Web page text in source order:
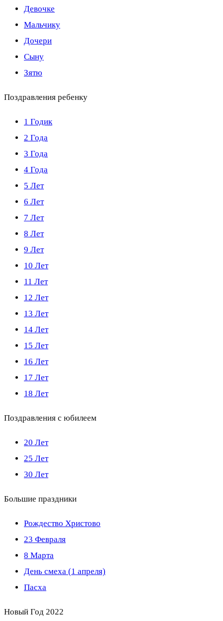
Девочке
Мальчику
Дочери
Сыну
Зятю
Поздравления ребенку
1 Годик
2 Года
3 Года
4 Года
5 Лет
6 Лет
7 Лет
8 Лет
9 Лет
10 Лет
11 Лет
12 Лет
13 Лет
14 Лет
15 Лет
16 Лет
17 Лет
18 Лет
Поздравления с юбилеем
20 Лет
25 Лет
30 Лет
Большие праздники
Рождество Христово
23 Февраля
8 Марта
День смеха (1 апреля)
Пасха
Новый Год 2022